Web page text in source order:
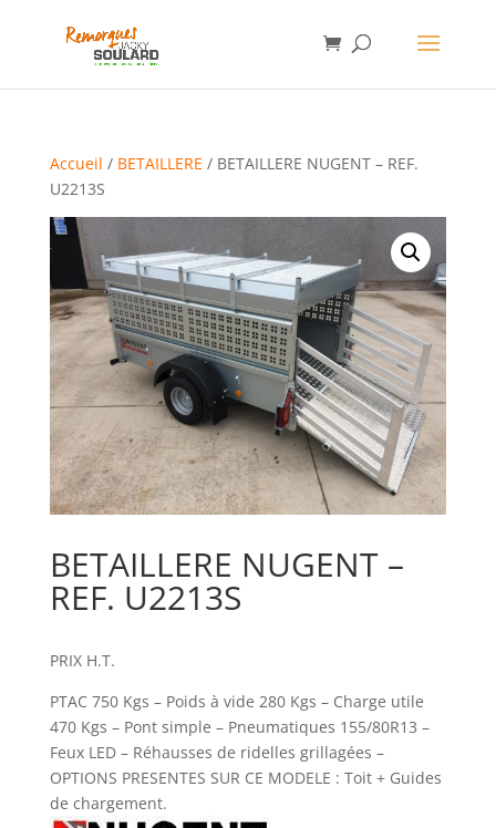
Accueil / BETAILLERE / BETAILLERE NUGENT – REF.
U2213S
BETAILLERE NUGENT –
REF. U2213S
PRIX H.T.
PTAC 750 Kgs – Poids à vide 280 Kgs – Charge utile
470 Kgs – Pont simple – Pneumatiques 155/80R13 –
Feux LED – Réhausses de ridelles grillagées –
OPTIONS PRESENTES SUR CE MODELE : Toit + Guides
de chargement.